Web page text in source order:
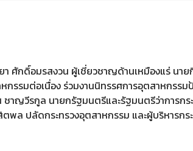
ศักดิ์อมรสงวน ผู้เชี่ยวชาญด้านเหมืองแร่ น
รรมต่อเนื่อง ร่วมงานนิทรรศการอุตสาหกรร
าญวีรกูล นายกรัฐมนตรีและรัฐมนตรีว่าการกร
ล ปลัดกระทรวงอุตสาหกรรม และผู้บริหารก